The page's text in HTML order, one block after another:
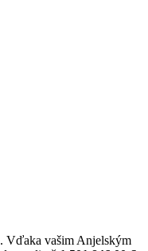
Vďaka vašim Anjelským